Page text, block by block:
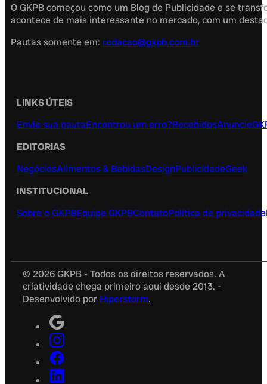
O GKPB começou como um Blog de Publicidade e se
acontece de mais interessante no mercado, com um
Pautas somente em: redacao@gkpb.com.br
LINKS ÚTEIS
Envie sua pautaEncontrou um erro?RecebidosAnuncie
EDITORIAS
NegóciosAlimentos & BebidasDesignPublicidadeGeek
INSTITUCIONAL
Sobre o GKPBEquipe GKPBContatoPolítica de privacidade
© 2026 GKPB - Todos os direitos reservados. A
criatividade chega primeiro aqui desde 2013. -
Desenvolvido por Hiperstorm.